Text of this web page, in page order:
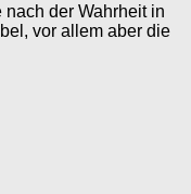
der Wahrheit in
vor allem aber die